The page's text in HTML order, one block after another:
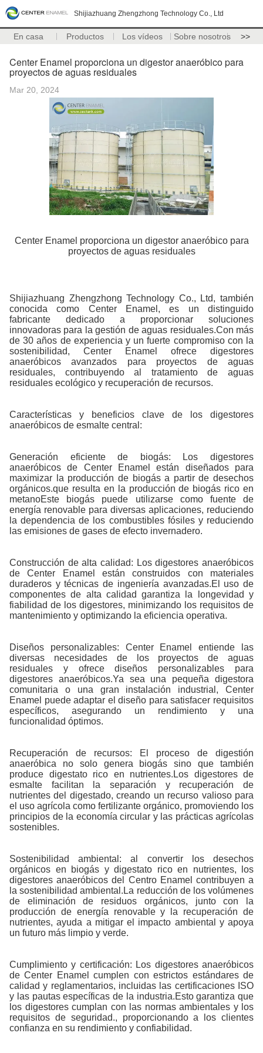
Shijiazhuang Zhengzhong Technology Co., Ltd
En casa Productos Los vídeos Sobre nosotros >>
Center Enamel proporciona un digestor anaeróbico para
proyectos de aguas residuales
Mar 20, 2024
Center Enamel proporciona un digestor anaeróbico para
proyectos de aguas residuales
Shijiazhuang Zhengzhong Technology Co., Ltd, también
conocida como Center Enamel, es un distinguido
fabricante dedicado a proporcionar soluciones
innovadoras para la gestión de aguas residuales.Con más
de 30 años de experiencia y un fuerte compromiso con la
sostenibilidad, Center Enamel ofrece digestores
anaeróbicos avanzados para proyectos de aguas
residuales, contribuyendo al tratamiento de aguas
residuales ecológico y recuperación de recursos.
Características y beneficios clave de los digestores
anaeróbicos de esmalte central:
Generación eficiente de biogás: Los digestores
anaeróbicos de Center Enamel están diseñados para
maximizar la producción de biogás a partir de desechos
orgánicos.que resulta en la producción de biogás rico en
metanoEste biogás puede utilizarse como fuente de
energía renovable para diversas aplicaciones, reduciendo
la dependencia de los combustibles fósiles y reduciendo
las emisiones de gases de efecto invernadero.
Construcción de alta calidad: Los digestores anaeróbicos
de Center Enamel están construidos con materiales
duraderos y técnicas de ingeniería avanzadas.El uso de
componentes de alta calidad garantiza la longevidad y
fiabilidad de los digestores, minimizando los requisitos de
mantenimiento y optimizando la eficiencia operativa.
Diseños personalizables: Center Enamel entiende las
diversas necesidades de los proyectos de aguas
residuales y ofrece diseños personalizables para
digestores anaeróbicos.Ya sea una pequeña digestora
comunitaria o una gran instalación industrial, Center
Enamel puede adaptar el diseño para satisfacer requisitos
específicos, asegurando un rendimiento y una
funcionalidad óptimos.
Recuperación de recursos: El proceso de digestión
anaeróbica no solo genera biogás sino que también
produce digestato rico en nutrientes.Los digestores de
esmalte facilitan la separación y recuperación de
nutrientes del digestado, creando un recurso valioso para
el uso agrícola como fertilizante orgánico, promoviendo los
principios de la economía circular y las prácticas agrícolas
sostenibles.
Sostenibilidad ambiental: al convertir los desechos
orgánicos en biogás y digestato rico en nutrientes, los
digestores anaeróbicos del Centro Enamel contribuyen a
la sostenibilidad ambiental.La reducción de los volúmenes
de eliminación de residuos orgánicos, junto con la
producción de energía renovable y la recuperación de
nutrientes, ayuda a mitigar el impacto ambiental y apoya
un futuro más limpio y verde.
Cumplimiento y certificación: Los digestores anaeróbicos
de Center Enamel cumplen con estrictos estándares de
calidad y reglamentarios, incluidas las certificaciones ISO
y las pautas específicas de la industria.Esto garantiza que
los digestores cumplan con las normas ambientales y los
requisitos de seguridad., proporcionando a los clientes
confianza en su rendimiento y confiabilidad.